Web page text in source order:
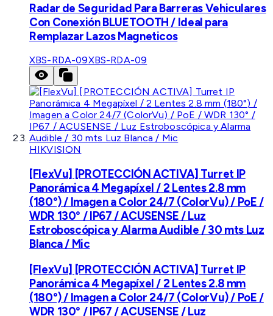
Radar de Seguridad Para Barreras Vehiculares
Con Conexión BLUETOOTH / Ideal para
Remplazar Lazos Magneticos
XBS-RDA-09XBS-RDA-09
HIKVISION
[FlexVu] [PROTECCIÓN ACTIVA] Turret IP
Panorámica 4 Megapíxel / 2 Lentes 2.8 mm
(180°) / Imagen a Color 24/7 (ColorVu) / PoE /
WDR 130° / IP67 / ACUSENSE / Luz
Estroboscópica y Alarma Audible / 30 mts Luz
Blanca / Mic
[FlexVu] [PROTECCIÓN ACTIVA] Turret IP
Panorámica 4 Megapíxel / 2 Lentes 2.8 mm
(180°) / Imagen a Color 24/7 (ColorVu) / PoE /
WDR 130° / IP67 / ACUSENSE / Luz